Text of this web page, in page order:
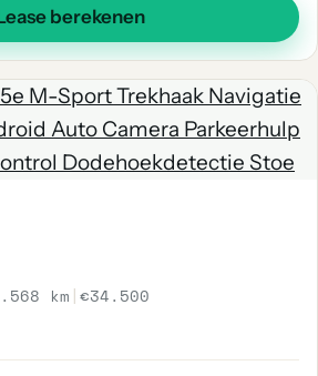
berekenen
km |€34.500